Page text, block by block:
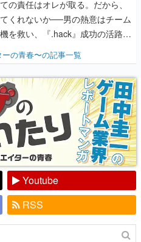
の責任はオレが取る。だから、
くれないか──男の熱意はチーム
を救い、『.hack』成功の活路を
ンプ』色だった【若ゲのいた
の青春〜の記事一覧
Youtube
RSS